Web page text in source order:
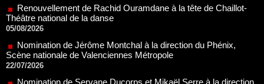
05/08/2026
Nomination de Jérôme Montchal à la direction du Phénix,
Scène nationale de Valenciennes Métropole
22/07/2026
Nomination de Servane Ducorps et Mikaël Serre à la direction
de la Comédie de Colmar - Centre Dramatique National Grand
Est Alsace